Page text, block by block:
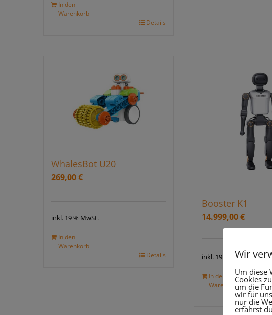
In den
Warenkorb
Details
WhalesBot U20
269,00€
inkl. 19 % MwSt.
In den
Warenkorb
Details
Booster K1
14.999,00€
inkl. 19 % MwSt.
In den
Warenkorb
Wir
Um diese
Cookies
um die
wir für
nur die
erfährst